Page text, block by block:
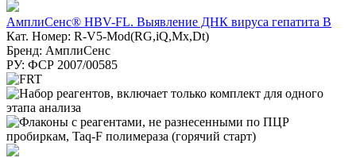
АмплиСенс® HBV-FL. Выявление ДНК вируса гепатита B
Кат. Номер: R-V5-Mod(RG,iQ,Mx,Dt)
Бренд: АмплиСенс
РУ: ФСР 2007/00585